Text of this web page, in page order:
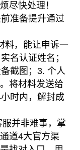
尽快处理！
准备提升通过
料，能让申诉一
名认证姓名；
截图；3. 个人
将材料发送给
时内，解封成
并非难事，掌
道4大官方渠